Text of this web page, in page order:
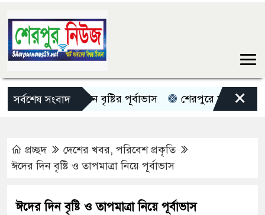
সর্বশেষ সংবাদ
দেশজুড়ে ৫ দিন বৃষ্টির পূর্বাভাস শেরপুরে চায়না দুয়ারী জালে
×
প্রচ্ছদ দেশের খবর, পরিবেশ প্রকৃতি
ঈদের দিন বৃষ্টি ও তাপমাত্রা নিয়ে পূর্বাভাস
ঈদের দিন বৃষ্টি ও তাপমাত্রা নিয়ে পূর্বাভাস